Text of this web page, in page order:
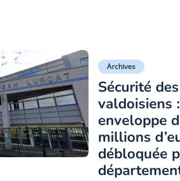
Archives
Sécurité
valdoisiens
enveloppe
millions
débloquée